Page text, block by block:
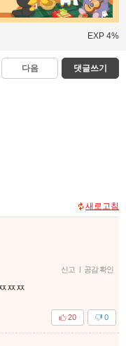
EXP 4%
다음 댓글쓰기
새로고침
신고 | 공감 확인
ㅉㅉ
0
20